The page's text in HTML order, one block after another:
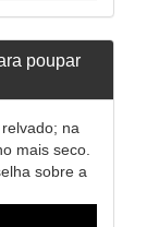
poupar
na
mais seco.
sobre a